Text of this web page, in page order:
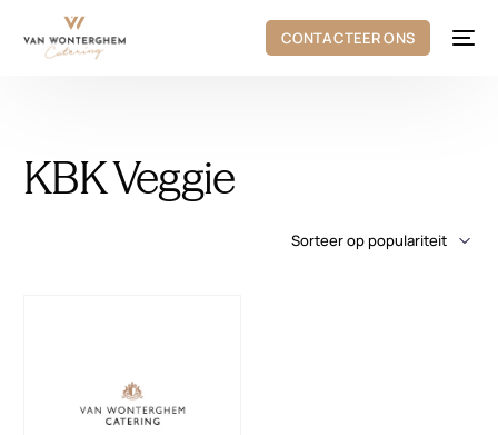
CONTACTEER ONS
KBK Veggie